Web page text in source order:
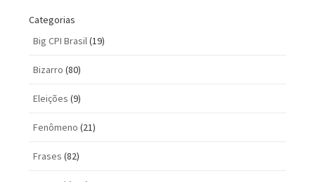
Categorias
Big CPI Brasil(19)
Bizarro (80)
Eleições (9)
Fenômeno (21)
Frases (82)